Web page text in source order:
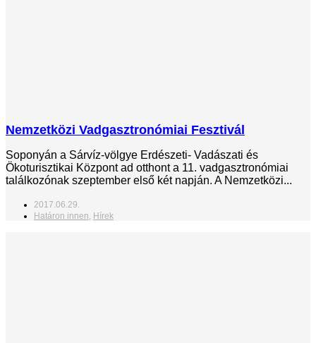
Nemzetközi Vadgasztronómiai Fesztivál
Soponyán a Sárvíz-völgye Erdészeti- Vadászati és
Ökoturisztikai Központ ad otthont a 11. vadgasztronómiai
találkozónak szeptember első két napján. A Nemzetközi...
2017.06.29.
Határon innen, Hírek